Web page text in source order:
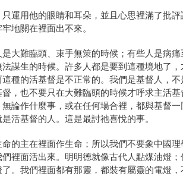
運用他的眼睛和耳朵，並且心思裡滿了批評
地關在裡面出不來。
大難臨頭、束手無策的時候；有些人是病
謀生的時候。許多人都是要到這種境地了，
種的活基督是不正常的。我們是基督人，不
，也不要只在大難臨頭的時候才呼求主活基
論作什麼事，或在任何場合裡，都與基督一
活基督的人。這是最討祂喜悅的事。
的主在裡面作生命；所以我們不要象中國理
裡面活出來。明明德就像古代人點煤油燈
。我們裡面都有那靈，都裝有屬靈的電燈